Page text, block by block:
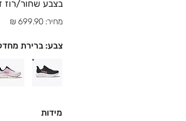
בצבע שחור/רוז
מחיר: 699.90 ₪
צבע: ברירת
מידות